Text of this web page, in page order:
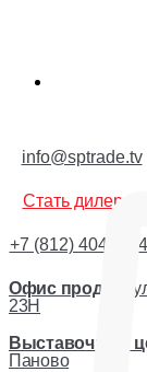
info@sptrade.tv
Стать дилером
+7 (812) 404-44-
Офис продаж:
23Н
Выставочный
Паново